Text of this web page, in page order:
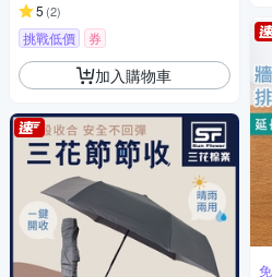
5 (2)
挑戰低價 券
加入購物車